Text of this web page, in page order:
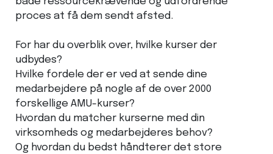
proces at få dem sendt afsted.
For har du overblik over, hvilke kurser der
udbydes?
Hvilke fordele der er ved at sende dine
medarbejdere på nogle af de over 2000
forskellige AMU-kurser?
Hvordan du matcher kurserne med din
virksomheds og medarbejderes behov?
Og hvordan du bedst håndterer det store